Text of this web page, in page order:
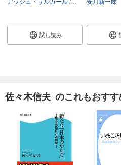
試し読み
佐々木信夫 のこれもおす